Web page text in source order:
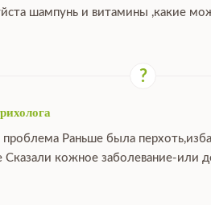
шампунь и витамины ,какие
проблема Раньше была
Сказали кожное заболевание-или